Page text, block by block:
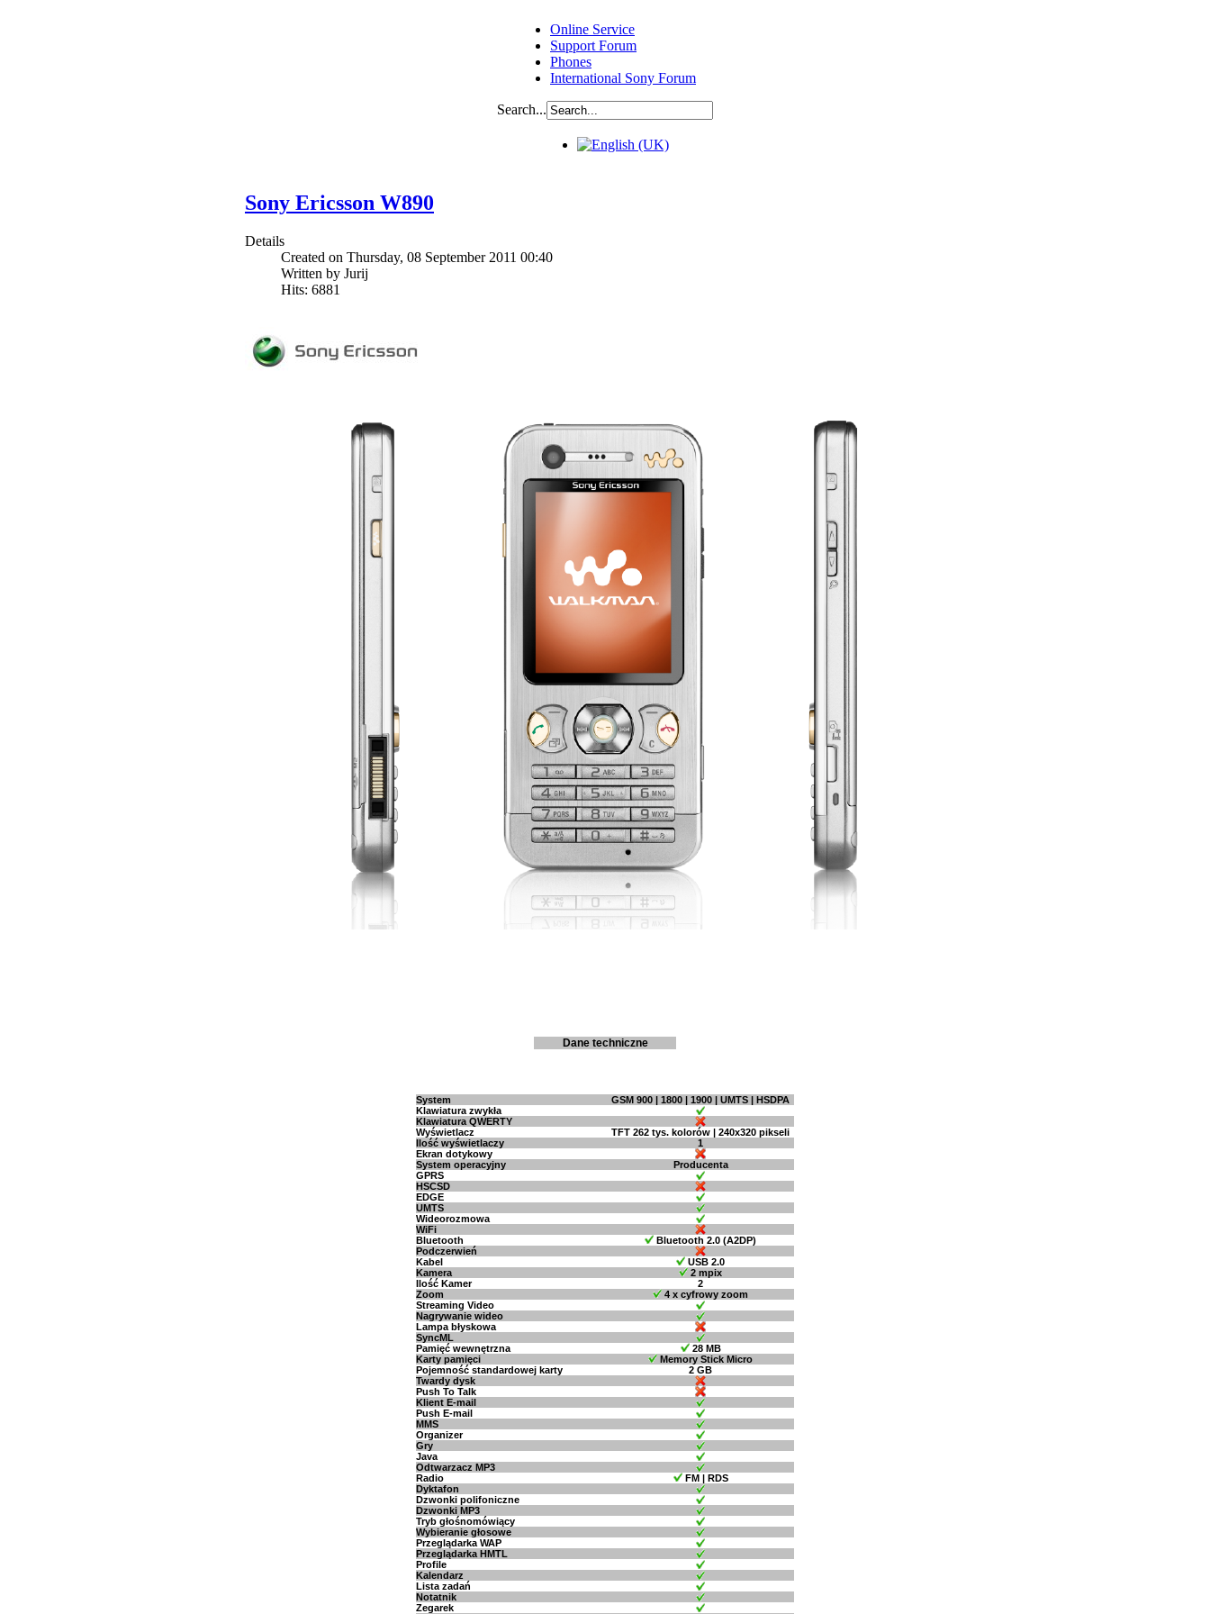
Online Service
Support Forum
Phones
International Sony Forum
Search...
Sony Ericsson W890
Details
Created on Thursday, 08 September 2011 00:40
Written by Jurij
Hits: 6881
Dane techniczne
System
GSM 900 | 1800 | 1900 | UMTS | HSDPA
Klawiatura zwykła
Klawiatura QWERTY
Wyświetlacz
TFT 262 tys. kolorów | 240x320 pikseli
Ilość wyświetlaczy
1
Ekran dotykowy
System operacyjny
Producenta
GPRS
HSCSD
EDGE
UMTS
Wideorozmowa
WiFi
Bluetooth
Bluetooth 2.0 (A2DP)
Podczerwień
Kabel
USB 2.0
Kamera
2 mpix
Ilość Kamer
2
Zoom
4 x cyfrowy zoom
Streaming Video
Nagrywanie wideo
Lampa błyskowa
SyncML
Pamięć wewnętrzna
28 MB
Karty pamięci
Memory Stick Micro
Pojemność standardowej karty
2 GB
Twardy dysk
Push To Talk
Klient E-mail
Push E-mail
MMS
Organizer
Gry
Java
Odtwarzacz MP3
Radio
FM | RDS
Dyktafon
Dzwonki polifoniczne
Dzwonki MP3
Tryb głośnomówiący
Wybieranie głosowe
Przeglądarka WAP
Przeglądarka HMTL
Profile
Kalendarz
Lista zadań
Notatnik
Zegarek